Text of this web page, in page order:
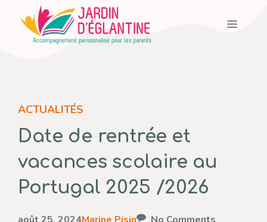
contenu
Menu
ACTUALITÉS
Date de rentrée et
vacances scolaire au
Portugal 2025 /2026